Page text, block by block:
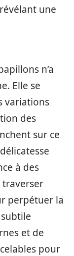
une
n’a
Elle se
variations
des
sur ce
à des
traverser
perpétuer la
et de
pour